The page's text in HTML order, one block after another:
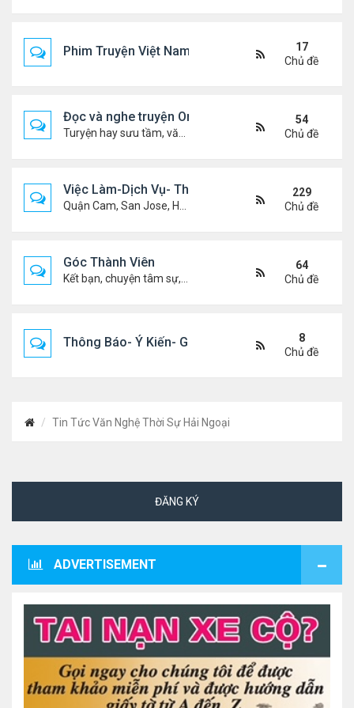
Phim Truyện Việt Nam Online
17
Chủ đề
Đọc và nghe truyện Online
54
Chủ đề
Việc Làm-Dịch Vụ- Thuê Nhà
229
Chủ đề
Góc Thành Viên
64
Chủ đề
Thông Báo- Ý Kiến- Góp Ý- Liên Lạc
8
Chủ đề
Tin Tức Văn Nghệ Thời Sự Hải Ngoại
ĐĂNG KÝ
ADVERTISEMENT